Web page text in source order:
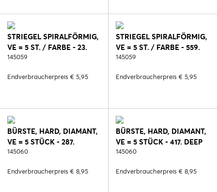
STRIEGEL SPIRALFÖRMIG,
VE = 5 ST. / FARBE - 23.
ROSA
145059
Endverbraucherpreis € 5,95
STRIEGEL SPIRALFÖRMIG,
VE = 5 ST. / FARBE - 559.
HELLBLAU
145059
Endverbraucherpreis € 5,95
BÜRSTE, HARD, DIAMANT,
VE = 5 STÜCK - 287.
SCHWARZ/ROSE
145060
Endverbraucherpreis € 8,95
BÜRSTE, HARD, DIAMANT,
VE = 5 STÜCK - 417. DEEP
RUBY
145060
Endverbraucherpreis € 8,95